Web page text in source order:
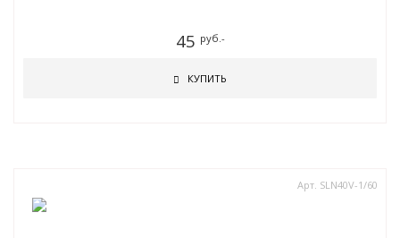
45 руб.-
КУПИТЬ
Арт. SLN40V-1/60